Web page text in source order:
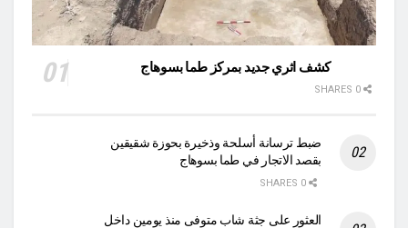
كشف اثري جديد بمركز طما بسوهاج
ضبط ترسانة أسلحة وذخيرة بحوزة شقيقين
بقصد الاتجار في طما بسوهاج
العثور على جثة شاب متوفى منذ يومين داخل